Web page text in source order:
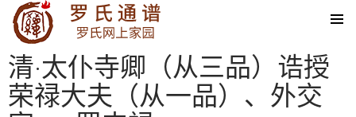
SKIP TO CONTENT
清·太仆寺卿（从三品）诰授
荣禄大夫（从一品）、外交